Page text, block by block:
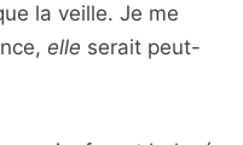
la veille. Je me
elle serait peut-